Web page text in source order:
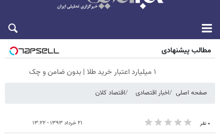
مطالب پیشنهادی
۱ میلیارد اعتبار خرید طلا | بدون ضامن و چک
صفحه اصلی اخبار اقتصادی اقتصاد کلان
۰ نفر ۲۱ خرداد ۱۳۹۳ - ۱۳:۲۲